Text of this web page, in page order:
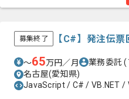
募集終了 【C#】発注伝
〜65万円／月 業務委託(
名古屋(愛知県)
JavaScript / C# / VB.NET /